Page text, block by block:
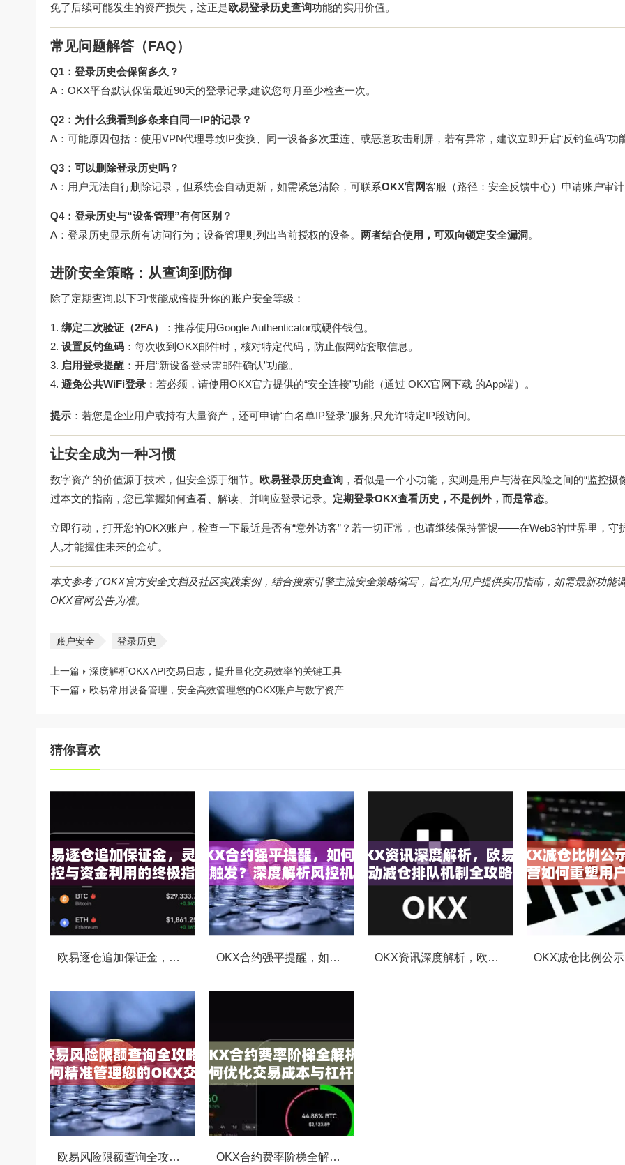
免了后续可能发生的资产损失，这正是欧易登录历史查询功能的实用价值。
常见问题解答（FAQ）
Q1：登录历史会保留多久？
A：OKX平台默认保留最近90天的登录记录,建议您每月至少检查一次。
Q2：为什么我看到多条来自同一IP的记录？
A：可能原因包括：使用VPN代理导致IP变换、同一设备多次重连、或恶意攻击刷屏，若有异常，建议立即开启“反钓鱼码”功
Q3：可以删除登录历史吗？
A：用户无法自行删除记录，但系统会自动更新，如需紧急清除，可联系OKX官网客服（路径： 安全反馈中心）申请账户审
Q4：登录历史与“设备管理”有何区别？
A：登录历史显示所有访问行为；设备管理则列出当前授权的设备。 两者结合使用，可双向锁定安全漏洞 。
进阶安全策略：从查询到防御
除了定期查询,以下习惯能成倍提升你的账户安全等级：
绑定二次验证（2FA）
：推荐使用Google Authenticator或硬件钱包。
设置反钓鱼码 ：每次收到OKX邮件时，核对特定代码，防止假网站套取信息。
启用登录提醒 ：开启“新设备登录需邮件确认”功能。
避免公共WiFi登录 ：若必须，请使用OKX官方提供的“安全连接”功能（通过 OKX官网下载 的App端）。
提示 ：若您是企业用户或持有大量资产，还可申请“白名单IP登录”服务,只允许特定IP段访问。
让安全成为一种习惯
数字资产的价值源于技术，但安全源于细节。 欧易登录历史查询 ，看似是一个小功能，实则是用户与潜在风险之间的“监控摄
过本文的指南，您已掌握如何查看、解读、并响应登录记录。 定期登录OKX查看历史，不是例外，而是常态。
立即行动，打开您的OKX账户 ，检查一下最近是否有“意外访客”？若一切正常，也请继续保持警惕——在Web3的世界里，守
人,才能握住未来的金矿。
本文参考了OKX官方安全文档及社区实践案例，结合搜索引擎主流安全策略编写，旨在为用户提供实用指南，如需最新功能
OKX官网公告为准。
账户安全 登录历史
上一篇
深度解析OKX API交易日志，提升量化交易效率的关键工具
下一篇
欧易常用设备管理，安全高效管理您的OKX账户与数字资产
猜你喜欢
欧易逐仓追加保证金，灵活风控与资金利用的终极指南 OKX合约强平提醒，如何避免触发？深度解析风控机制与应对策略 OKX资讯深度解析，欧易自动减仓排队机制全攻略
欧易风险限额查询全攻略，如何精准管理您的OKX交易风险？ OKX合约费率阶梯全解析，如何优化交易成本与杠杆策略